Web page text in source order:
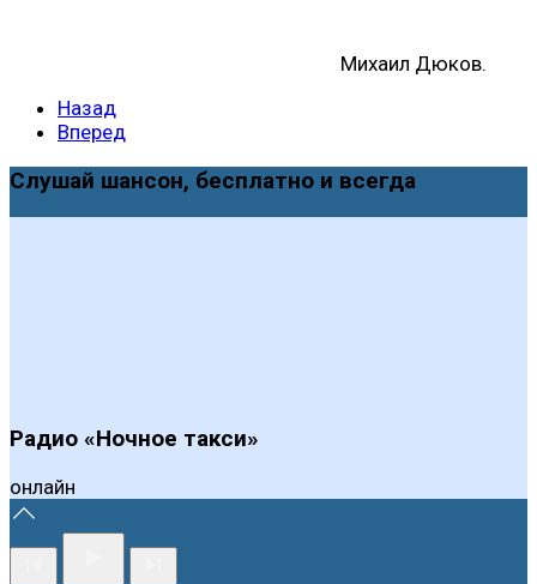
Михаил Дюков.
Назад
Вперед
Слушай шансон, бесплатно и всегда
Радио «Ночное такси»
онлайн